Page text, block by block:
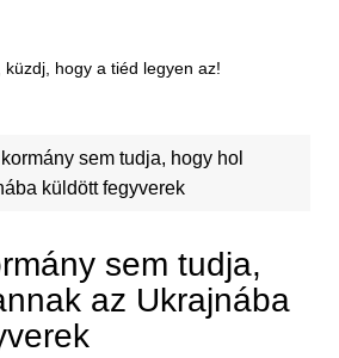
hogy a tiéd legyen az!
sem tudja, hogy hol
küldött fegyverek
sem tudja,
az Ukrajnába